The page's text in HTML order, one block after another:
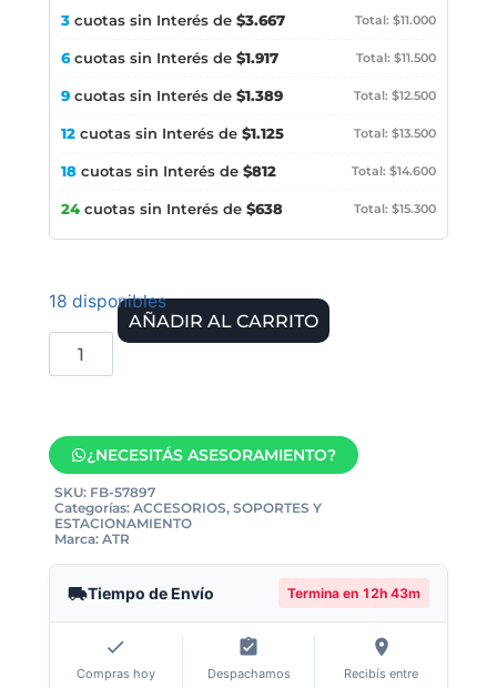
3 cuotas sin Interés de $3.667 Total: $11.000
6cuotas sin Interés de $1.917 Total: $11.500
9 cuotas sin Interés de $1.389 Total: $12.500
12 cuotas sin Interés de $1.125 Total: $13.500
18 cuotas sin Interés de $812 Total: $14.600
24 cuotas sin Interés de $638 Total: $15.300
18 disponibles
AÑADIR AL CARRITO
¿NECESITÁS ASESORAMIENTO?
SKU: FB-57897
Categorías: ACCESORIOS, SOPORTES Y
ESTACIONAMIENTO
Marca: ATR
Tiempo de Envío Termina en 12h 43m
Compras hoy Despachamos Recibís entre